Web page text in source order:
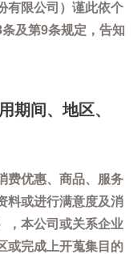
有限公司）谨此依个
及第9条规定，告知
期间、地区、
费优惠、商品、服务
料或进行满意度及消
，本公司或关系企业
或完成上开蒐集目的